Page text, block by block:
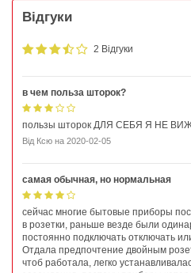
Відгуки
2 Відгуки
в чем польза шторок?
пользы шторок ДЛЯ СЕБЯ Я НЕ
Від Ксю на 2020-02-05
самая обычная, но нормальная
сейчас многие бытовые приборы
в розетки, раньше везде были
постоянно подключать отключать
Отдала предпочтение двойным
чтоб работала, легко